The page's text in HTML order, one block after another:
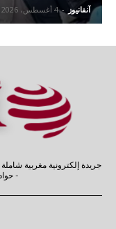
آنفانيوز - 4 أغسطس، 2026
جريدة إلكترونية مغربية
-